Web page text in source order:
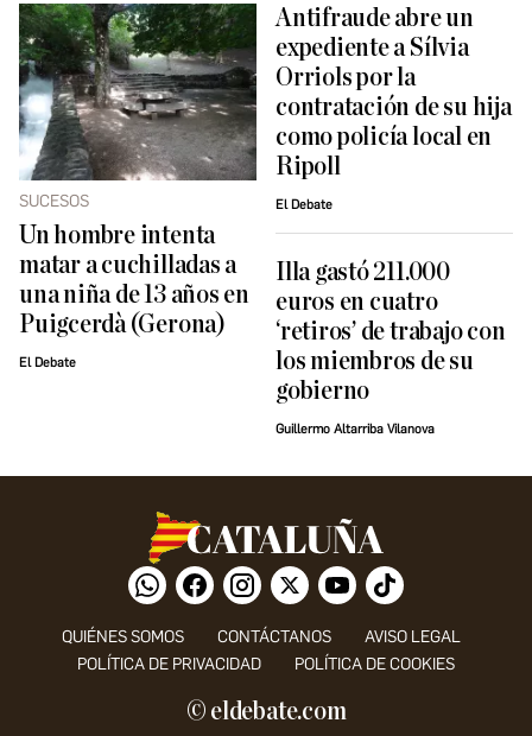
SUCESOS
Un hombre intenta
matar a cuchilladas a
una niña de 13 años en
Puigcerdà (Gerona)
El Debate
Antifraude abre un
expediente a Sílvia
Orriols por la
contratación de su hija
como policía local en
Ripoll
El Debate
Illa gastó 211.000
euros en cuatro
‘retiros’ de trabajo con
los miembros de su
gobierno
Guillermo Altarriba Vilanova
QUIÉNES SOMOS CONTÁCTANOS
AVISO LEGAL
POLÍTICA DE PRIVACIDAD
POLÍTICA DE COOKIES
© eldebate.com